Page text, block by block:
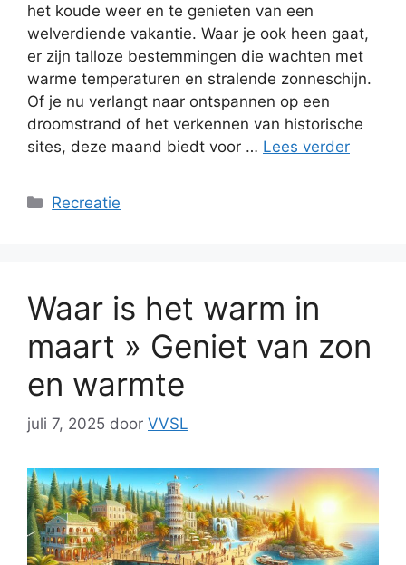
het koude weer en te genieten van een
welverdiende vakantie. Waar je ook heen gaat,
er zijn talloze bestemmingen die wachten met
warme temperaturen en stralende zonneschijn.
Of je nu verlangt naar ontspannen op een
droomstrand of het verkennen van historische
sites, deze maand biedt voor … Lees verder
Categorieën
Recreatie
Waar is het warm in
maart » Geniet van zon
en warmte
juli 7, 2025 door VVSL